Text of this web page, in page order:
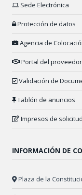
Sede Electrónica
Protección de datos
Agencia de
Portal del proveedor
Validación de
Tablón de anuncios
Impresos de solicitud
INFORMACIÓN DE
Plaza de la